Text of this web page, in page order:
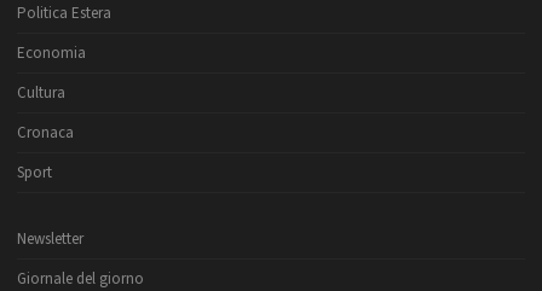
Politica Estera
Economia
Cultura
Cronaca
Sport
Newsletter
Giornale del giorno